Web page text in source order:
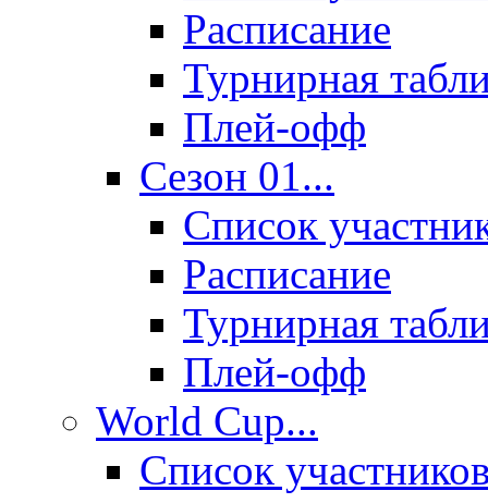
Расписание
Турнирная
Плей-офф
Сезон 01...
Список
Расписание
Турнирная
Плей-офф
World Cup...
Список